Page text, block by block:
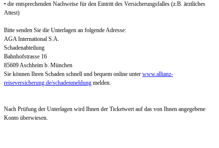
• die entsprechenden Nachweise für den Eintritt des Versicherungsfalles (z.B. ärztliches
Attest)
Bitte senden Sie die Unterlagen an folgende Adresse:
AGA International S.A.
Schadenabteilung
Bahnhofstrasse 16
85609 Aschheim b. München
Sie können Ihren Schaden schnell und bequem online unter www.allianz-
reiseversicherung.de/schadenmeldung melden.
Nach Prüfung der Unterlagen wird Ihnen der Ticketwert auf das von Ihnen angegebene
Konto überwiesen.